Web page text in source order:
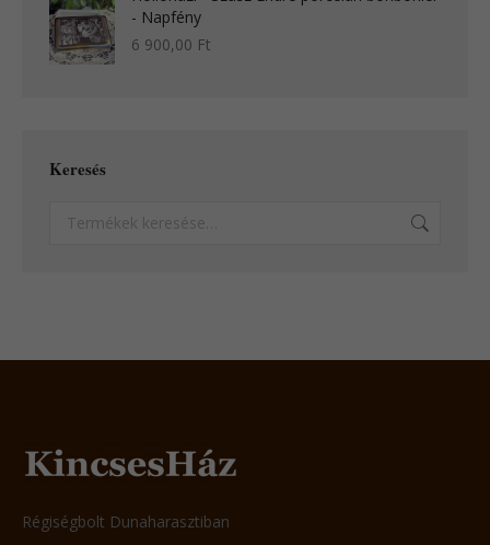
- Napfény
6 900,00 Ft
Keresés
Régiségbolt Dunaharasztiban